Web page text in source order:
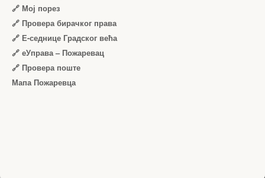
🔗 Мој порез
🔗 Провера бирачког права
🔗 Е-седнице Градског већа
🔗 еУправа – Пожаревац
🔗 Провера поште
Мапа Пожаревца